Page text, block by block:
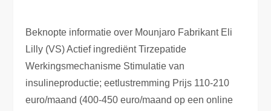
Beknopte informatie over Mounjaro Fabrikant Eli
Lilly (VS) Actief ingrediënt Tirzepatide
Werkingsmechanisme Stimulatie van
insulineproductie; eetlustremming Prijs 110-210
euro/maand (400-450 euro/maand op een online